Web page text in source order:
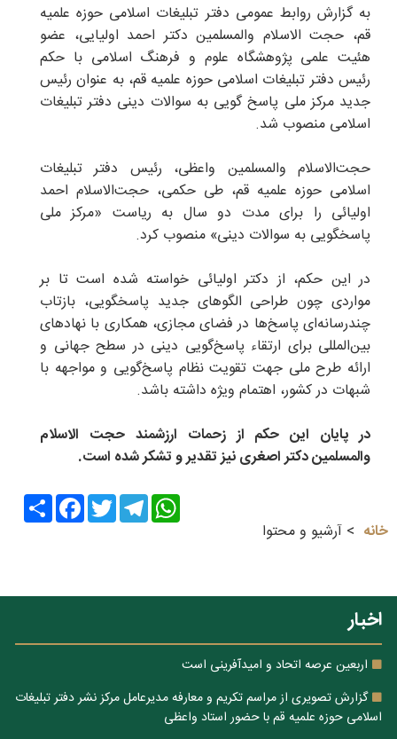
به گزارش روابط عمومی دفتر تبلیغات اسلامی حوزه علمیه
قم، حجت الاسلام والمسلمین دکتر احمد اولیایی، عضو
هئیت علمی پژوهشگاه علوم و فرهنگ اسلامی با حکم
رئیس دفتر تبلیغات اسلامی حوزه علمیه قم، به عنوان رئیس
جدید مرکز ملی پاسخ گویی به سوالات دینی دفتر تبلیغات
اسلامی منصوب شد.
حجت‌الاسلام والمسلمین واعظی، رئیس دفتر تبلیغات
اسلامی حوزه علمیه قم، طی حکمی، حجت‌الاسلام احمد
اولیائی را برای مدت دو سال به ریاست «مرکز ملی
پاسخگویی به سوالات دینی» منصوب کرد.
در این حکم، از دکتر اولیائی خواسته شده است تا بر
مواردی چون طراحی الگوهای جدید پاسخگویی، بازتاب
چندرسانه‌ای پاسخ‌ها در فضای مجازی، همکاری با نهادهای
بین‌المللی برای ارتقاء پاسخ‌گویی دینی در سطح جهانی و
ارائه طرح ملی جهت تقویت نظام پاسخ‌گویی و مواجهه با
شبهات در کشور، اهتمام ویژه داشته باشد.
در پایان این حکم از زحمات ارزشمند حجت الاسلام
والمسلمین دکتر اصغری نیز تقدیر و تشکر شده است.
Share
FacebookTwitter
Telegram
WhatsApp
خانه
آرشیو و محتوا
اخبار
اربعین عرصه اتحاد و امیدآفرینی است
گزارش تصویری از مراسم تکریم و معارفه مدیرعامل مرکز نشر دفتر تبلیغات
اسلامی حوزه علمیه قم با حضور استاد واعظی